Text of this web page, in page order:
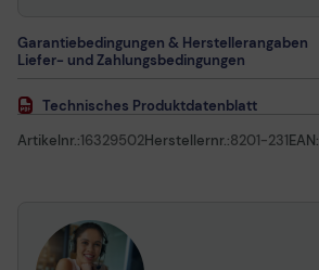
Garantiebedingungen & Herstellerangaben
Liefer- und Zahlungsbedingungen
Technisches Produktdatenblatt
Artikelnr.:16329502Herstellernr.:8201-231EAN: